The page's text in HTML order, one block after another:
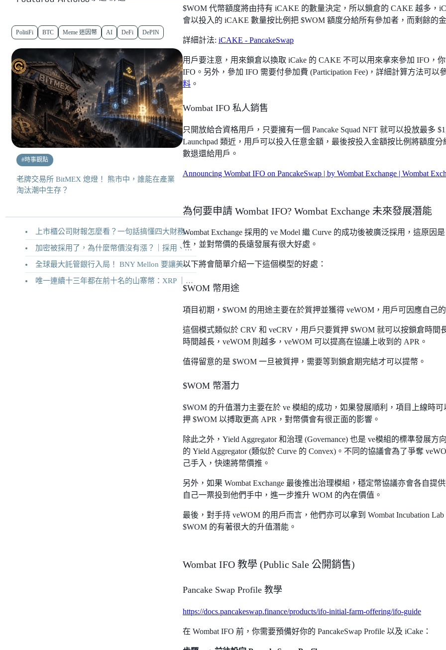
PolitiFi BTC Meme 迷因幣 AI DeFi DePIN
#時事觀點
老牌交易所 BitMEX 熄燈！ 熊市中，誰能在產業
淘汰潮中生存？
上市櫃公司財報怎麼看？一句話搞懂四大財務報表
加密被採用了，為什麼幣價沒有漲？｜採用、收入與代幣價值捕獲
全球最大託管銀行入局！ BNY Mellon 要讓美債交易 24/7 不打烊
唯一連續十三年都在前十名的山寨幣：XRP ｜Ripple 2026 介紹
$WOM 代幣額度將由持有 iCAKE 的數量決定，所以鎖倉的 CAKE 越多，
會以投入的 iCAKE 數量按比例把 $WOM 額度分給所有參加者，而剩餘的
詳細計法: iCAKE - PancakeSwap
用戶要注意，用來鎖倉以換取 iCake 的 CAKE 不可以用來拿來參加 IFO，
IFO。另外，參加 IFO 需要付參加費 (Participation Fee)，詳細計算方法可以
料 。
Wombat IFO 私人銷售
只開放給合資格用戶，只要擁有一個 Pancake Squad NFT 就可以投放最多
Launchpad 類近，用戶可以投入任意金額，最後按投入金額按比例將額度
數退還給用戶。
Announcing Wombat IFO on PancakeSwap | by Wombat Exchange | Wombat
為何要申請 Wombat IFO? Wombat Exchange 未來發展潛能
Wombat Exchange 採用的 ve Model 繼 Curve 的成功後被廣泛採用，這原因
性，並對幣價的長遠發展有很大好處。
以下將會簡單介紹一下這個模型的好處：
$WOM 幣用途
項目初期，$WOM 的用途主要在於質押並獲得 veWOM，用戶可因應自己
這個模式類似於 CRV 和 veCRV，用戶只要質押 $WOM 就可以按鎖倉時間
時間越長，veWOM 則越多，veWOM 可以提高在協議上收到的 APR。
值得留意的是 $WOM 一旦被質押，需要等到鎖倉期完結才可以提幣。
$WOM 幣潛力
$WOM 的升值潛力主要在於 ve 模組的成功，如果發展順利，項目上線時
押 $WOM 以搏取更高 APR，對幣價會有很正面的影響。
除此之外，Yield Aggregator 和治理 (Governance) 也是 ve模組的標準發展
的 Yield Aggregator (類似於 Curve 的 Convex)。不同的協議會為了爭奪
己手入，快速將幣價推。
另外，如果 Wombat Exchange 最後推出治理模組，穩定幣協議亦會各自提
自己一票投到他們手中，進一步推升 WOM 的內在價值。
最後，對手持 veWOM 的用戶而言，他們亦可以拿到 Wombat Incubation
$WOM 的有著很大的升值潛能。
Wombat IFO 教學 (Public Sale 公開銷售)
Pancake Swap Profile 教學
https://docs.pancakeswap.finance/products/ifo-initial-farm-offering/ifo-guide
在 Wombat IFO 前，你需要預備好你的 PancakeSwap Profile 以及 iCake：